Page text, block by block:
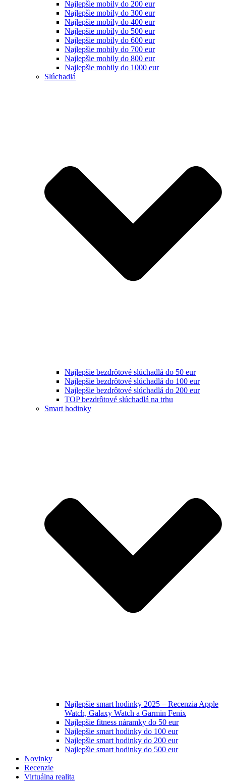
Najlepšie mobily do 200 eur
Najlepšie mobily do 300 eur
Najlepšie mobily do 400 eur
Najlepšie mobily do 500 eur
Najlepšie mobily do 600 eur
Najlepšie mobily do 700 eur
Najlepšie mobily do 800 eur
Najlepšie mobily do 1000 eur
Slúchadlá
Najlepšie bezdrôtové slúchadlá do 50 eur
Najlepšie bezdrôtové slúchadlá do 100 eur
Najlepšie bezdrôtové slúchadlá do 200 eur
TOP bezdrôtové slúchadlá na trhu
Smart hodinky
Najlepšie smart hodinky 2025 – Recenzia Apple
Watch, Galaxy Watch a Garmin Fenix
Najlepšie fitness náramky do 50 eur
Najlepšie smart hodinky do 100 eur
Najlepšie smart hodinky do 200 eur
Najlepšie smart hodinky do 500 eur
Novinky
Recenzie
Virtuálna realita